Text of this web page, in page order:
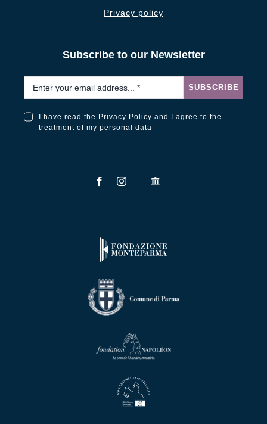
Privacy policy
Subscribe to our Newsletter
SUBSCRIBE
I have read the Privacy Policy and I agree to the
treatment of my personal data